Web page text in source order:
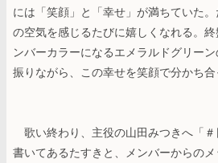
には「笑顔」と「幸せ」が満ちていた
の空気を感じるたびに嬉しくなれる。
ンバーカラーになるエメラルドグリー
振りながら、この幸せを笑顔で分かち合
歌い終わり、主役の山田みつきへ「
書いてあるたすきと、メンバーからの